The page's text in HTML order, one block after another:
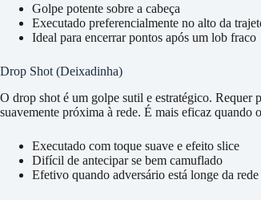
Golpe potente sobre a cabeça
Executado preferencialmente no alto da
Ideal para encerrar pontos após um lob fraco
Drop Shot (Deixadinha)
O drop shot é um golpe sutil e estratégico. Requer
suavemente próxima à rede. É mais eficaz quando
Executado com toque suave e efeito slice
Difícil de antecipar se bem camuflado
Efetivo quando adversário está longe da rede